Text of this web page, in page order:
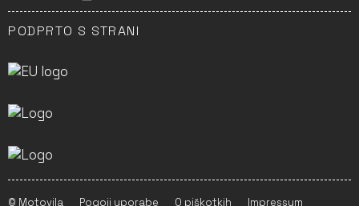
PODPRTO S STRANI
© Motovila Pogoji uporabe O piškotkih Impressum